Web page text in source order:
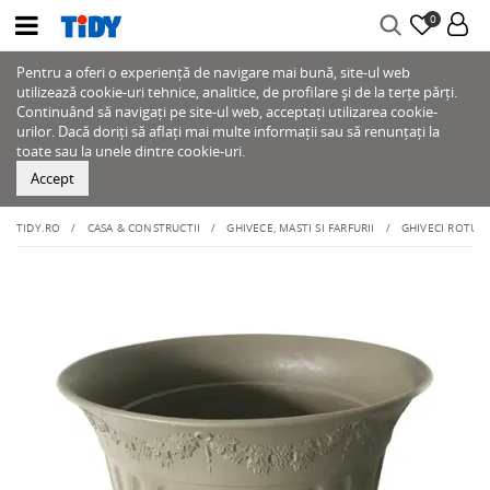
0
Pentru a oferi o experiență de navigare mai bună, site-ul web
utilizează cookie-uri tehnice, analitice, de profilare și de la terțe părți.
Continuând să navigați pe site-ul web, acceptați utilizarea cookie-
urilor. Dacă doriți să aflați mai multe informații sau să renunțați la
toate sau la unele dintre cookie-uri.
Accept
TIDY.RO CASA & CONSTRUCTII GHIVECE, MASTI SI FARFURII GHIVECI